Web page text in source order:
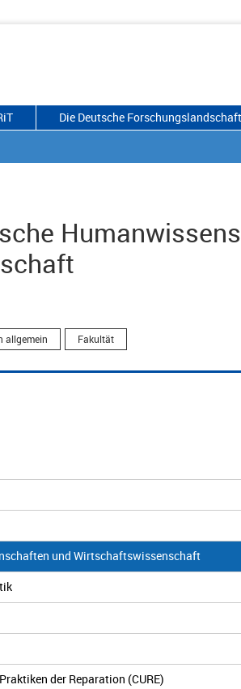
Die Deutsche Forschungslandschaft
allgemein Fakultät
und Wirtschaftswissenschaft
der Reparation (CURE)